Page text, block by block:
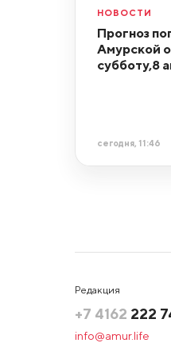
НОВОСТИ
Прогноз
Амурской
субботу,8
сегодня, 11:46
Редакция
+7 4162 222
info@amur.life